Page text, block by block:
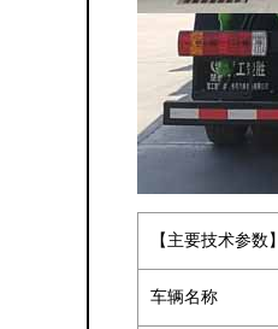
【主要技术参数】
车辆名称